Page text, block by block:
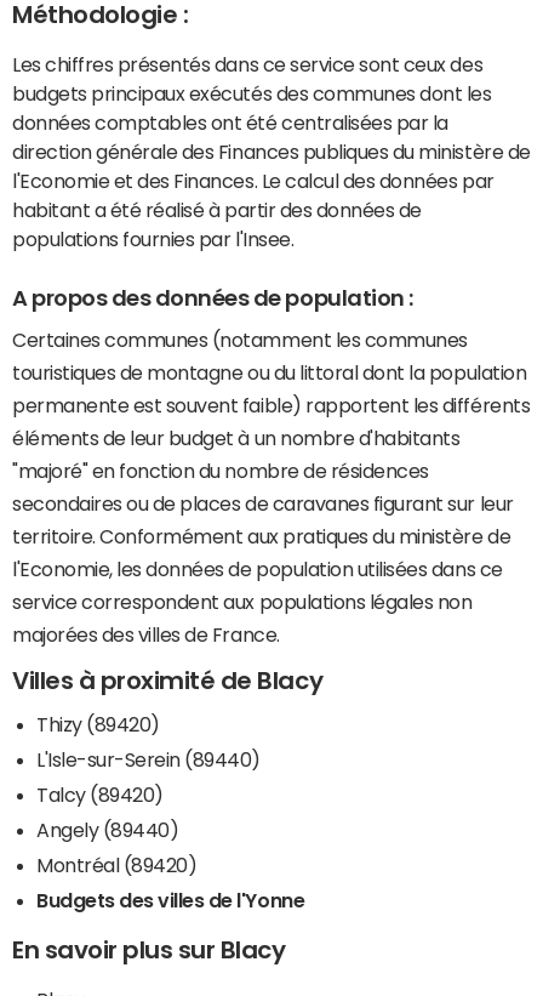
Méthodologie :
Les chiffres présentés dans ce service sont ceux des
budgets principaux exécutés des communes dont les
données comptables ont été centralisées par la
direction générale des Finances publiques du ministère de
l'Economie et des Finances. Le calcul des données par
habitant a été réalisé à partir des données de
populations fournies par l'Insee.
A propos des données de population :
Certaines communes (notamment les communes
touristiques de montagne ou du littoral dont la population
permanente est souvent faible) rapportent les différents
éléments de leur budget à un nombre d'habitants
"majoré" en fonction du nombre de résidences
secondaires ou de places de caravanes figurant sur leur
territoire. Conformément aux pratiques du ministère de
l'Economie, les données de population utilisées dans ce
service correspondent aux populations légales non
majorées des villes de France.
Villes à proximité de Blacy
Thizy (89420)
L'Isle-sur-Serein (89440)
Talcy (89420)
Angely (89440)
Montréal (89420)
Budgets des villes de l'Yonne
En savoir plus sur Blacy